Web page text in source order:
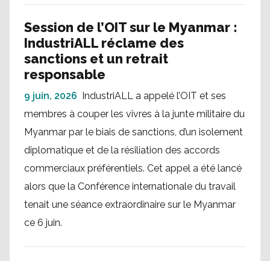
Session de l’OIT sur le Myanmar :
IndustriALL réclame des
sanctions et un retrait
responsable
9 juin, 2026 IndustriALL a appelé l’OIT et ses
membres à couper les vivres à la junte militaire du
Myanmar par le biais de sanctions, d’un isolement
diplomatique et de la résiliation des accords
commerciaux préférentiels. Cet appel a été lancé
alors que la Conférence internationale du travail
tenait une séance extraordinaire sur le Myanmar
ce 6 juin.